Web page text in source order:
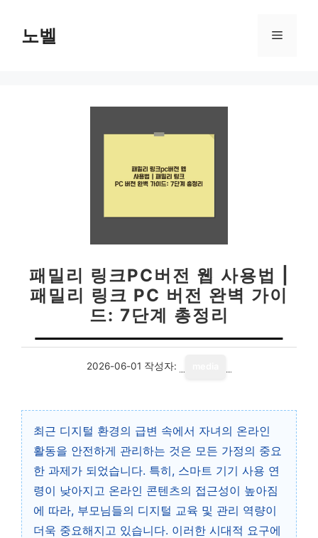
노벨 메
패밀리 링크PC버전 웹 사용법 |
패밀리 링크 PC 버전 완벽 가이
드: 7단계 총정리
2026-06-01 작성자:
최근 디지털 환경의 급변 속에서 자녀의 온라인
활동을 안전하게 관리하는 것은 모든 가정의 중요
한 과제가 되었습니다. 특히, 스마트 기기 사용 연
령이 낮아지고 온라인 콘텐츠의 접근성이 높아짐
에 따라, 부모님들의 디지털 교육 및 관리 역량이
더욱 중요해지고 있습니다. 이러한 시대적 요구에